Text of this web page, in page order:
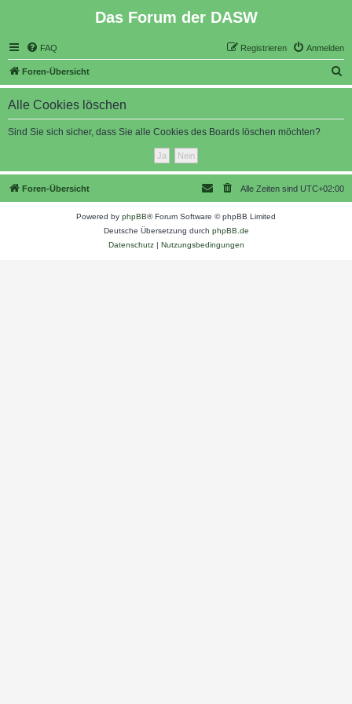
Das Forum der DASW
FAQ Anmelden
Registrieren
Foren-Übersicht
u
Alle Cookies löschen
Sind Sie sich sicher, dass Sie alle Cookies des Boards löschen möchten?
Foren-Übersicht Alle Zeiten sind UTC+02:00
Powered by phpBB® Forum Software © phpBB Limited
Deutsche Übersetzung durch phpBB.de
Datenschutz| Nutzungsbedingungen